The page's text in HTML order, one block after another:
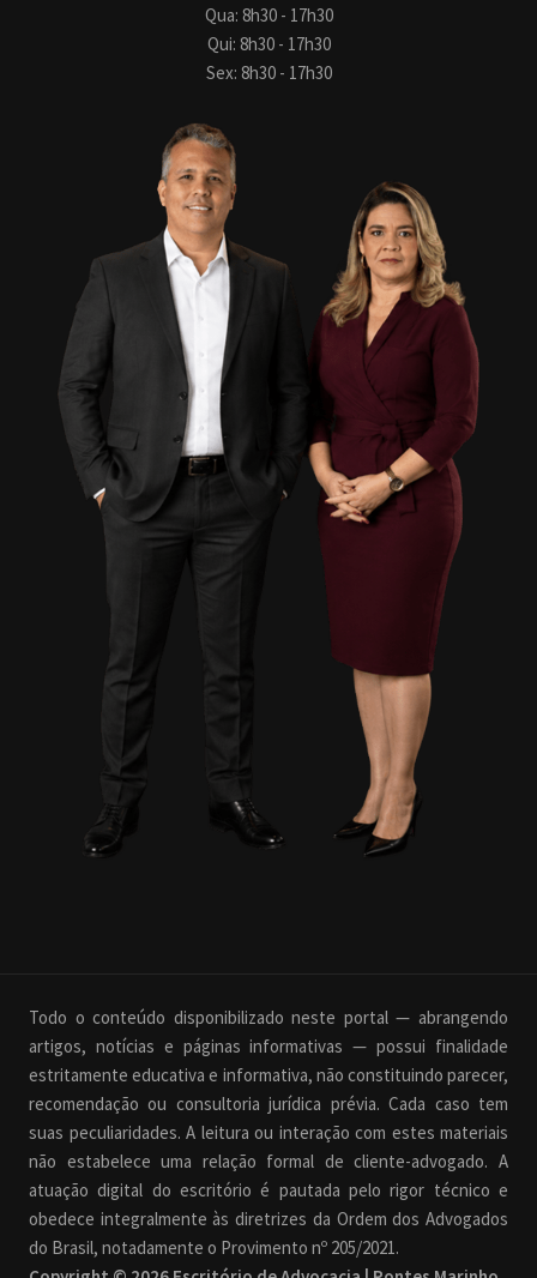
Qua: 8h30 - 17h30
Qui: 8h30 - 17h30
Sex: 8h30 - 17h30
Todo o conteúdo disponibilizado neste portal — abrangendo
artigos, notícias e páginas informativas — possui finalidade
estritamente educativa e informativa, não constituindo parecer,
recomendação ou consultoria jurídica prévia. Cada caso tem
suas peculiaridades. A leitura ou interação com estes materiais
não estabelece uma relação formal de cliente-advogado. A
atuação digital do escritório é pautada pelo rigor técnico e
obedece integralmente às diretrizes da Ordem dos Advogados
do Brasil, notadamente o Provimento nº 205/2021.